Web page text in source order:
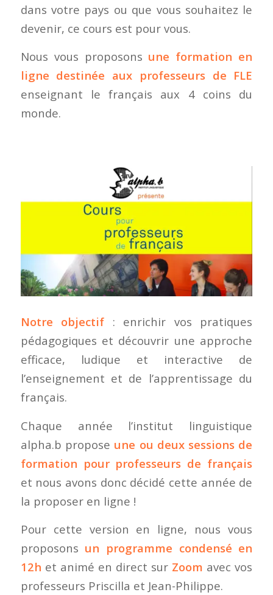
dans votre pays ou que vous souhaitez le
devenir, ce cours est pour vous.
Nous vous proposons une formation en
ligne destinée aux professeurs de FLE
enseignant le français aux 4 coins du
monde.
Notre objectif : enrichir vos pratiques
pédagogiques et découvrir une approche
efficace, ludique et interactive de
l’enseignement et de l’apprentissage du
français.
Chaque année l’institut linguistique
alpha.b propose une ou deux sessions de
formation pour professeurs de français
et nous avons donc décidé cette année de
la proposer en ligne !
Pour cette version en ligne, nous vous
proposons un programme condensé en
12h et animé en direct sur Zoom avec vos
professeurs Priscilla et Jean-Philippe.